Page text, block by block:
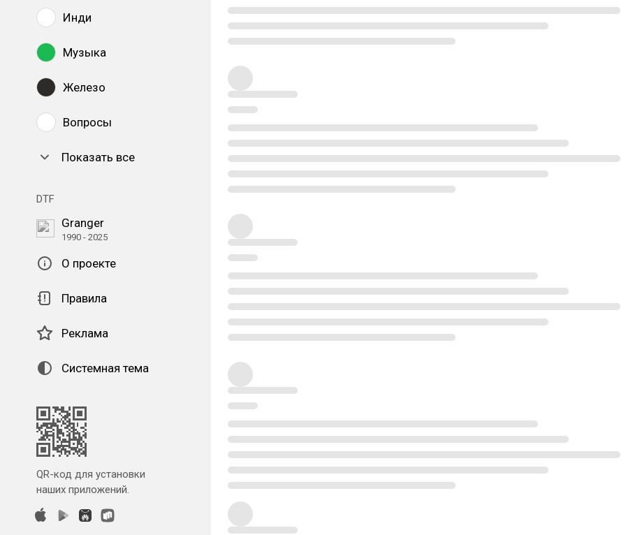
Инди
Музыка
Железо
Вопросы
Показать все
DTF
Granger
1990 - 2025
О проекте
Правила
Реклама
Системная тема
QR-код для установки
наших приложений.